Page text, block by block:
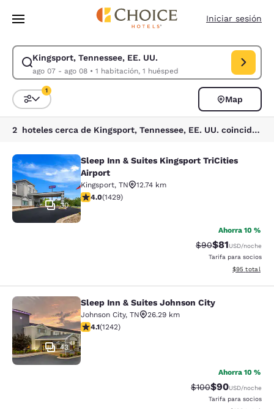
Saltar A Contenido Principal
Iniciar sesión
Kingsport, Tennessee, EE. UU.
ago 07 - ago 08• 1 habitación, 1 huésped
Modificar búsqueda para Kingsport, Tennessee, EE. UU.. Fecha de
Ordenar y filtrar
1
Map
2 hoteles cerca de Kingsport, Tennessee, EE. UU. coinciden con tus filtros
Sleep Inn & Suites Kingsport
30
Sleep Inn & Suites Kingsport TriCities
Airport
Kingsport, TN
12.74 km
Calificación de 4.04 estrellas. Muy bueno. 1429
4.0(1429)
Ahorra 10 %
Tarifa tachada:
$90Tarifa
$81USD/noche
Tarifa para socios
Ver detalles
$95 total
Sleep Inn & Suites Johnson City
43
Sleep Inn & Suites Johnson City
Johnson City, TN
26.29 km
Calificación de 4.08 estrellas. Muy bueno. 1242
4.1(1242)
Ahorra 10 %
Tarifa tachada:
$100Tarifa
$90USD/noche
Tarifa para socios